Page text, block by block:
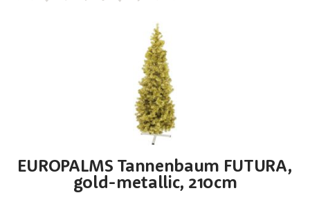
EUROPALMS Tannenbaum FUTURA,
gold-metallic, 210cm